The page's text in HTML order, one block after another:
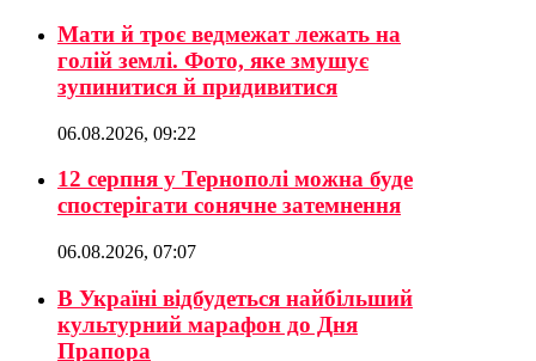
Мати й троє ведмежат лежать на
голій землі. Фото, яке змушує
зупинитися й придивитися
06.08.2026, 09:22
12 серпня у Тернополі можна буде
спостерігати сонячне затемнення
06.08.2026, 07:07
В Україні відбудеться найбільший
культурний марафон до Дня
Прапора